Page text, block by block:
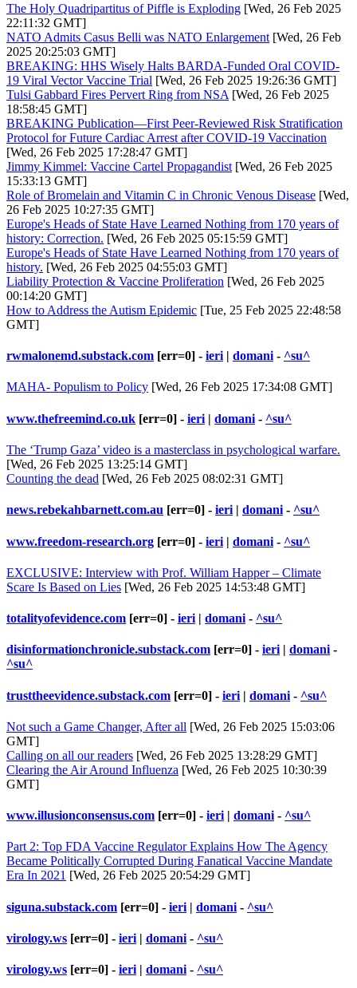
The Holy Quadripartitus of Piffle is Exploding [Wed, 26 Feb 2025
22:11:32 GMT]
NATO Admits Casus Belli was NATO Enlargement [Wed, 26 Feb
2025 20:25:03 GMT]
BREAKING: HHS Wisely Halts BARDA-Funded Oral COVID-
19 Viral Vector Vaccine Trial [Wed, 26 Feb 2025 19:26:36 GMT]
Tulsi Gabbard Fires Pervert Ring from NSA [Wed, 26 Feb 2025
18:58:45 GMT]
BREAKING Publication—First Peer-Reviewed Risk Stratification
Protocol for Future Cardiac Arrest after COVID-19 Vaccination
[Wed, 26 Feb 2025 17:28:47 GMT]
Jimmy Kimmel: Vaccine Cartel Propagandist [Wed, 26 Feb 2025
15:33:13 GMT]
Role of Bromelain and Vitamin C in Chronic Venous Disease [Wed,
26 Feb 2025 10:27:35 GMT]
Europe's Heads of State Have Learned Nothing from 170 years of
history: Correction. [Wed, 26 Feb 2025 05:15:59 GMT]
Europe's Heads of State Have Learned Nothing from 170 years of
history. [Wed, 26 Feb 2025 04:55:03 GMT]
Liability Protection & Vaccine Proliferation [Wed, 26 Feb 2025
00:14:20 GMT]
How to Address the Autism Epidemic [Tue, 25 Feb 2025 22:48:58
GMT]
rwmalonemd.substack.com [err=0] - ieri | domani - ^su^
MAHA- Populism to Policy [Wed, 26 Feb 2025 17:34:08 GMT]
www.thefreemind.co.uk [err=0] - ieri | domani - ^su^
The ‘Trump Gaza’ video is a masterclass in psychological warfare.
[Wed, 26 Feb 2025 13:25:14 GMT]
Counting the dead [Wed, 26 Feb 2025 08:02:31 GMT]
news.rebekahbarnett.com.au [err=0] - ieri | domani - ^su^
www.freedom-research.org [err=0] - ieri | domani - ^su^
EXCLUSIVE: Interview with Prof. William Happer – Climate
Scare Is Based on Lies [Wed, 26 Feb 2025 14:53:48 GMT]
totalityofevidence.com [err=0] - ieri | domani - ^su^
disinformationchronicle.substack.com [err=0] - ieri | domani -
^su^
trusttheevidence.substack.com [err=0] - ieri | domani - ^su^
Not such a Game Changer, After all [Wed, 26 Feb 2025 15:03:06
GMT]
Calling on all our readers [Wed, 26 Feb 2025 13:28:29 GMT]
Clearing the Air Around Influenza [Wed, 26 Feb 2025 10:30:39
GMT]
www.illusionconsensus.com [err=0] - ieri | domani - ^su^
Part 2: Top FDA Vaccine Regulator Explains How The Agency
Became Politically Corrupted During Fanatical Vaccine Mandate
Era In 2021 [Wed, 26 Feb 2025 20:54:29 GMT]
siguna.substack.com [err=0] - ieri | domani - ^su^
virology.ws [err=0] - ieri | domani - ^su^
virology.ws [err=0] - ieri | domani - ^su^